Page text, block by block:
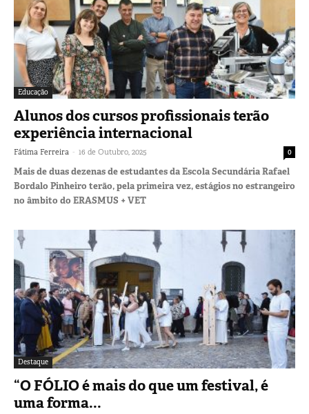
Educação
Alunos dos cursos profissionais terão
experiência internacional
Fátima Ferreira - 16 de Outubro, 2025 0
Mais de duas dezenas de estudantes da Escola Secundária Rafael
Bordalo Pinheiro terão, pela primeira vez, estágios no estrangeiro
no âmbito do ERASMUS + VET
Destaque
“O FÓLIO é mais do que um festival, é
uma forma...